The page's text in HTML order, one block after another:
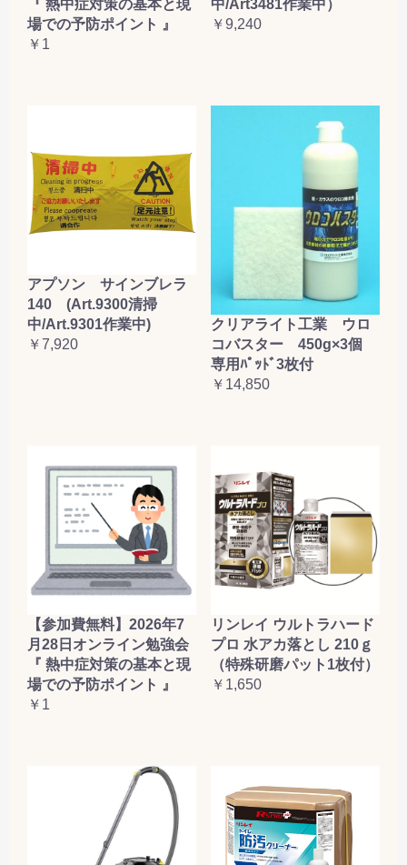
『 熱中症対策の基本と現
場での予防ポイント 』
￥1
中/Art3481作業中）
￥9,240
アプソン サインブレラ
140 (Art.9300清掃
中/Art.9301作業中)
￥7,920
クリアライト工業 ウロ
コバスター 450g×3個
専用ﾊﾟｯﾄﾞ3枚付
￥14,850
【参加費無料】2026年7
月28日オンライン勉強会
『 熱中症対策の基本と現
場での予防ポイント 』
￥1
リンレイ ウルトラハード
プロ 水アカ落とし 210ｇ
（特殊研磨パット1枚付）
￥1,650